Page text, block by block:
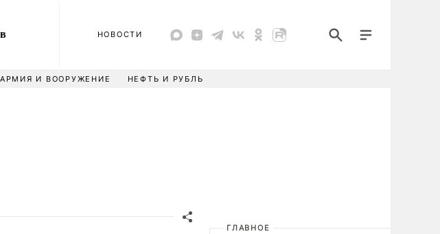
НОВОСТИ
АРМИЯ И ВООРУЖЕНИЕ НЕФТЬ И РУБЛЬ
ГЛАВНОЕ